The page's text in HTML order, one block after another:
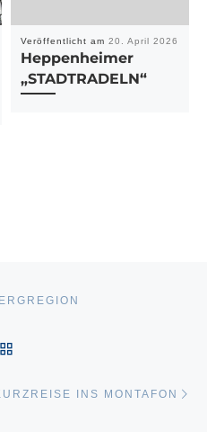
Veröffentlicht am20. April 2026
Heppenheimer
„STADTRADELN“
INS MONTAFON